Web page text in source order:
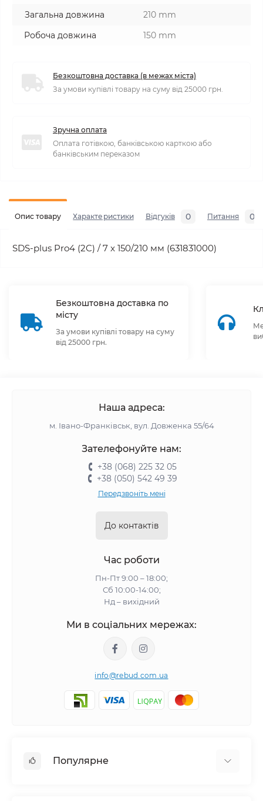
Загальна довжина
210 mm
Робоча довжина
150 mm
Безкоштовна доставка (в межах міста)
За умови купівлі товару на суму від 25000 грн.
Зручна оплата
Оплата готівкою, банківською карткою або
банківським переказом
Опис товару Характеристики Відгуків 0 Питання 0
SDS-plus Pro4 (2C) / 7 x 150/210 мм (631831000)
Безкоштовна доставка по
місту
За умови купівлі товару на суму
від 25000 грн.
Наша адреса:
м. Івано-Франківськ, вул. Довженка 55/64
Зателефонуйте нам:
+38 (068) 225 32 05
+38 (050) 542 49 39
Передзвоніть мені
До контактів
Час роботи
Пн-Пт 9:00 – 18:00;
Сб 10:00-14:00;
Нд – вихідний
Ми в соціальних мережах:
info@rebud.com.ua
Популярне